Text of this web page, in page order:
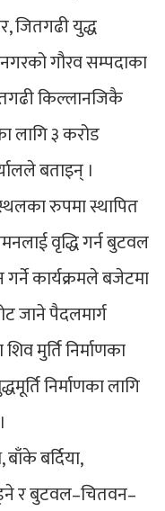
जितगढी युद्ध
गौरव सम्पदाका
किल्लानजिकै
लागि ३ करोड
बताइन् ।
रुपमा स्थापित
वृद्धि गर्न बुटवल
गर्ने कार्यक्रमले बजेटमा
जाने पैदलमार्ग
मुर्ति निर्माणका
निर्माणका लागि
बर्दिया,
र बुटवल–चितवन–